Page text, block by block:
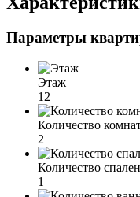
Параметры
Этаж
12
Количество
2
Количество спален
1